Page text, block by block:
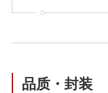
品质・封装